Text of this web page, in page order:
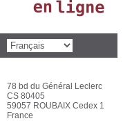
78 bd du Général Leclerc
CS 80405
59057 ROUBAIX Cedex 1
France